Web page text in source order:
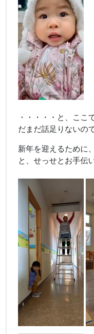
・・・・・と、ここ
だまだ話足りないの
新年を迎えるために
と、せっせとお手伝